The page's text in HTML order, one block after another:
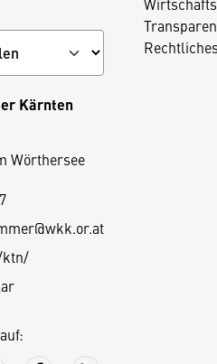
Rechtliches
Kärnten
Wörthersee
ktn/